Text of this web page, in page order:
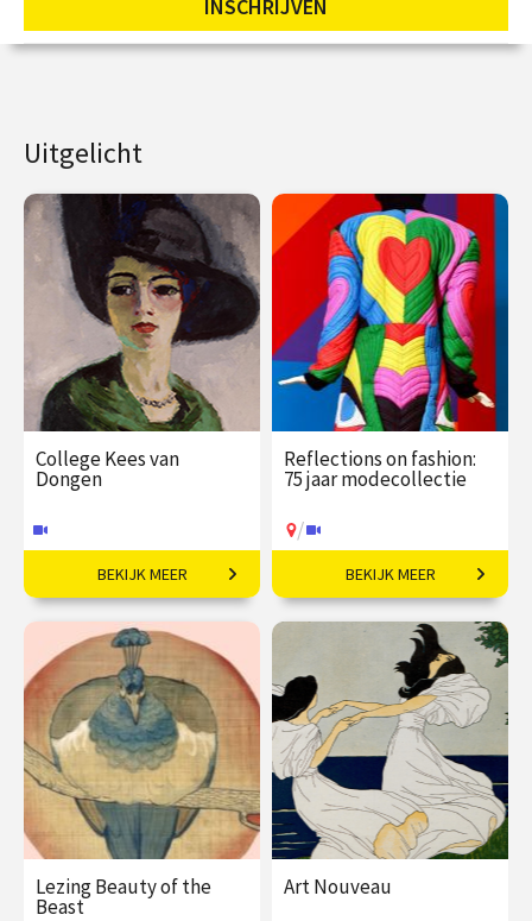
INSCHRIJVEN
Uitgelicht
College Kees van
Dongen
Bohémien tussen kunst
en high society.
€ 35,00
vanaf 07
okt
Online
BEKIJK MEER
Reflections on fashion:
75 jaar modecollectie
/
Verborgen verhalen
achter iconsiche
ontwerpen.
€ 19,50
vanaf 14
aug
/ Op locatie of online
BEKIJK MEER
Lezing Beauty of the
Beast
Art Nouveau